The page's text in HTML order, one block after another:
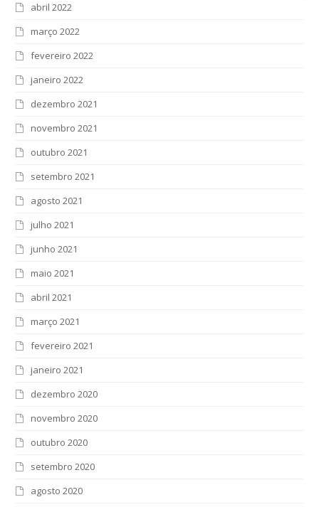
abril 2022
março 2022
fevereiro 2022
janeiro 2022
dezembro 2021
novembro 2021
outubro 2021
setembro 2021
agosto 2021
julho 2021
junho 2021
maio 2021
abril 2021
março 2021
fevereiro 2021
janeiro 2021
dezembro 2020
novembro 2020
outubro 2020
setembro 2020
agosto 2020